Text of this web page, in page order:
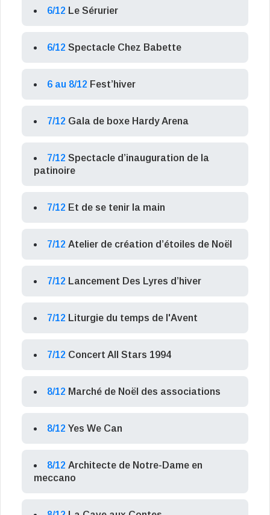
6/12 Le Sérurier
6/12 Spectacle Chez Babette
6 au 8/12 Fest’hiver
7/12 Gala de boxe Hardy Arena
7/12 Spectacle d’inauguration de la
patinoire
7/12 Et de se tenir la main
7/12 Atelier de création d’étoiles de Noël
7/12 Lancement Des Lyres d’hiver
7/12 Liturgie du temps de l'Avent
7/12 Concert All Stars 1994
8/12 Marché de Noël des associations
8/12 Yes We Can
8/12 Architecte de Notre-Dame en
meccano